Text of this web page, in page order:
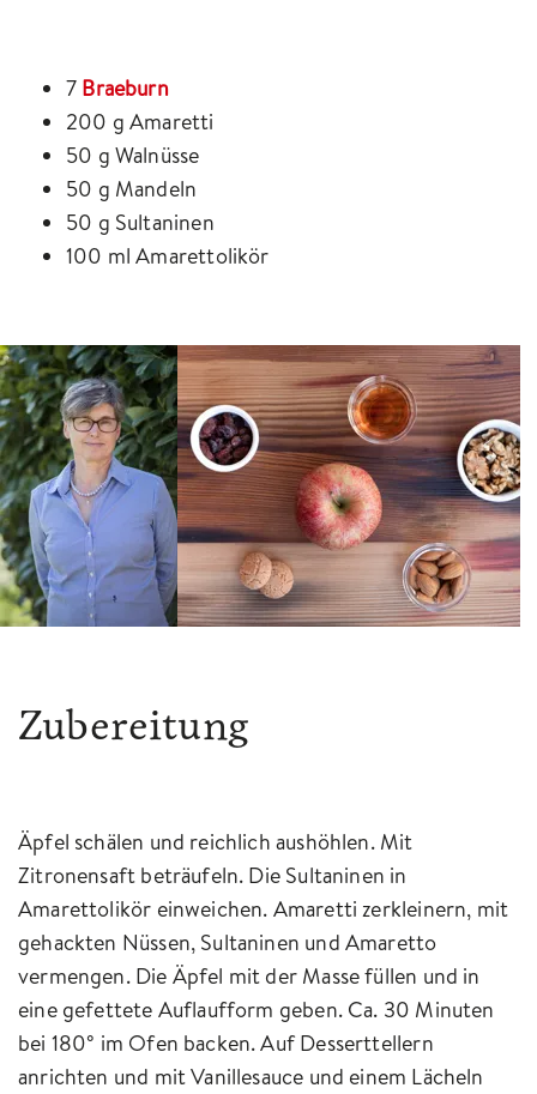
7 Braeburn
200 g Amaretti
50 g Walnüsse
50 g Mandeln
50 g Sultaninen
100 ml Amarettolikör
Zubereitung
Äpfel schälen und reichlich aushöhlen. Mit
Zitronensaft beträufeln. Die Sultaninen in
Amarettolikör einweichen. Amaretti zerkleinern, mit
gehackten Nüssen, Sultaninen und Amaretto
vermengen. Die Äpfel mit der Masse füllen und in
eine gefettete Auflaufform geben. Ca. 30 Minuten
bei 180° im Ofen backen. Auf Desserttellern
anrichten und mit Vanillesauce und einem Lächeln